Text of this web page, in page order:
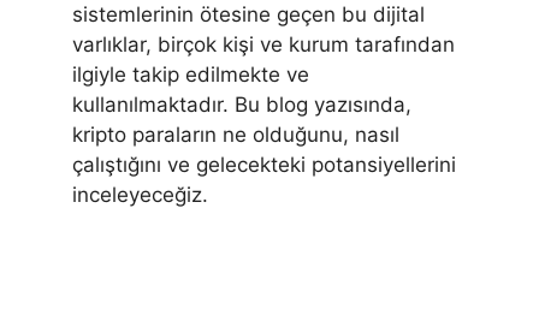
sistemlerinin ötesine geçen bu dijital
varlıklar, birçok kişi ve kurum tarafından
ilgiyle takip edilmekte ve
kullanılmaktadır. Bu blog yazısında,
kripto paraların ne olduğunu, nasıl
çalıştığını ve gelecekteki potansiyellerini
inceleyeceğiz.